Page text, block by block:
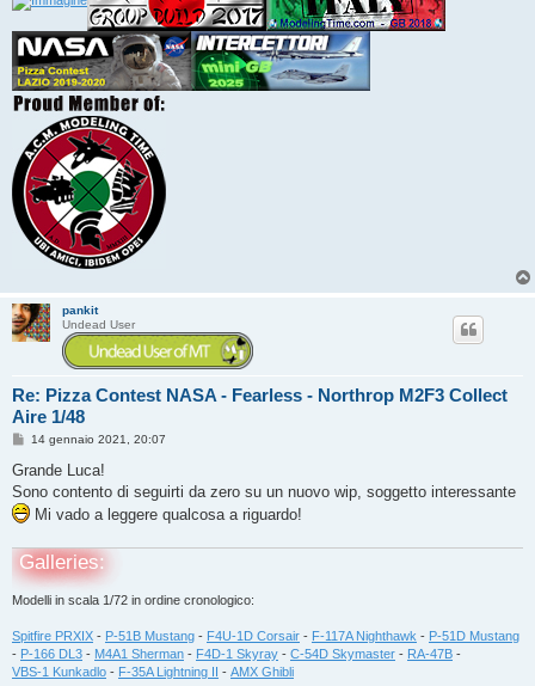
pankit
Undead User
Re: Pizza Contest NASA - Fearless - Northrop M2F3 Collect
Aire 1/48
M
s
a
g
g
o
14 gennaio 2021, 20:07
Grande Luca!
Sono contento di seguirti da zero su un nuovo wip, soggetto interessante
Mi vado a leggere qualcosa a riguardo!
Galleries:
Modelli in scala 1/72 in ordine cronologico:
Spitfire PRXIX - P-51B Mustang - F4U-1D Corsair - F-117A Nighthawk - P-51D Mustang
- P-166 DL3 - M4A1 Sherman - F4D-1 Skyray - C-54D Skymaster - RA-47B -
VBS-1 Kunkadlo - F-35A Lightning II - AMX Ghibli